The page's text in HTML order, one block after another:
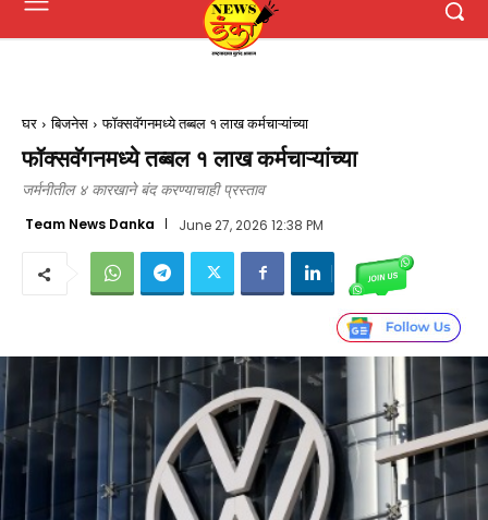
घर बिजनेस फॉक्सवॅगनमध्ये तब्बल १ लाख कर्मचाऱ्यांच्या
फॉक्सवॅगनमध्ये तब्बल १ लाख कर्मचाऱ्यांच्या
जर्मनीतील ४ कारखाने बंद करण्याचाही प्रस्ताव
Team News Danka June 27, 2026 12:38 PM